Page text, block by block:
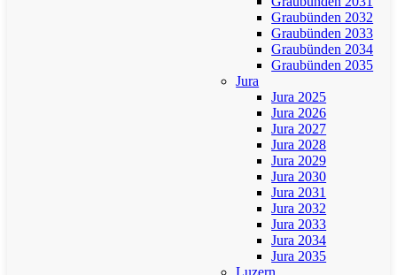
Graubünden 2032
Graubünden 2033
Graubünden 2034
Graubünden 2035
Jura
Jura 2025
Jura 2026
Jura 2027
Jura 2028
Jura 2029
Jura 2030
Jura 2031
Jura 2032
Jura 2033
Jura 2034
Jura 2035
Luzern